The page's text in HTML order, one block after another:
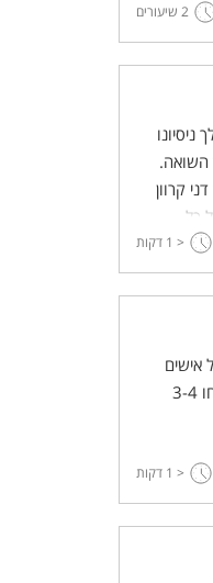
2 שיעורים
השואה.
קרוון
כל
הנאצי.
< 1 דקות
אישים
ודמויות בתרבות היהודית ישראלית? קחו 3-4
< 1 דקות